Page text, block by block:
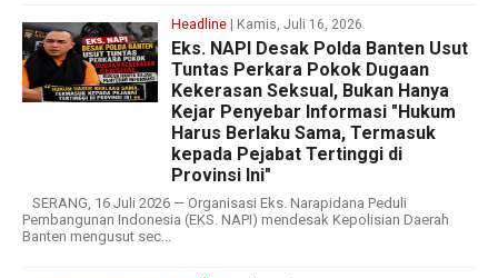
Headline | Kamis, Juli 16, 2026
Eks. NAPI Desak Polda Banten Usut
Tuntas Perkara Pokok Dugaan
Kekerasan Seksual, Bukan Hanya
Kejar Penyebar Informasi "Hukum
Harus Berlaku Sama, Termasuk
kepada Pejabat Tertinggi di
Provinsi Ini"
SERANG, 16 Juli 2026 — Organisasi Eks. Narapidana Peduli
Pembangunan Indonesia (EKS. NAPI) mendesak Kepolisian Daerah
Banten mengusut sec...